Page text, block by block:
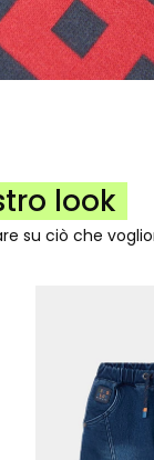
look
su ciò che